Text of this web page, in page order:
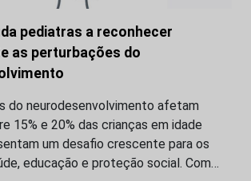
pediatras a reconhecer
as perturbações do
do neurodesenvolvimento afetam
15% e 20% das crianças em idade
um desafio crescente para os
educação e proteção social. Com…